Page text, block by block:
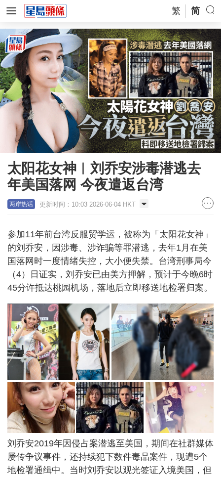
繁 简
太阳花女神︱刘乔安涉毒潜逃去
年美国落网 今夜遣返台湾
两岸热话 更新时间：10:03 2026-06-04 HKT
参加11年前台湾反服贸学运，被称为「太阳花女神」
的刘乔安，因涉毒、涉诈骗等罪潜逃，去年1月在美
国落网时一度情绪失控，大小便失禁。台湾刑事局今
（4）日证实，刘乔安已由美方押解，预计于今晚6时
45分许抵达桃园机场，落地后立即移送地检署归案。
刘乔安2019年因侵占案潜逃至美国，期间在社群媒体
屡传争议事件，还持续犯下数件毒品案件，现遭5个
地检署通缉中。当时刘乔安以观光签证入境美国，但